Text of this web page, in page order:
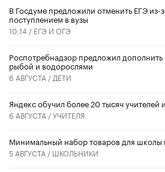
В Госдуме предложили отменить ЕГЭ из-
поступлением в вузы
10:14 / ЕГЭ И ОГЭ
Роспотребнадзор предложил
рыбой и водорослями
6 АВГУСТА / ДЕТИ
​Яндекс обучил более 20 тысяч учителей
6 АВГУСТА /УЧИТЕЛЯ
Минимальный набор товаров для школы
5 АВГУСТА / ШКОЛЬНИКИ